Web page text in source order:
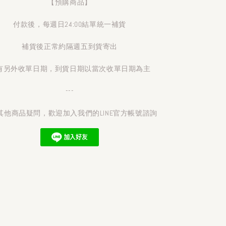
【預購商品】
付款後，每週日24:00結單統一補貨
補貨後正常約隔週五到貨寄出
另外收單日期，到貨日期以當次收單日期為主
---
他商品疑問，歡迎加入我們的LINE官方帳號諮詢